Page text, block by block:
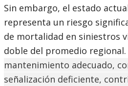
Sin embargo, el estado
representa un riesgo
de mortalidad en siniestros
doble del promedio regional.
mantenimiento adecuado,
señalización deficiente,